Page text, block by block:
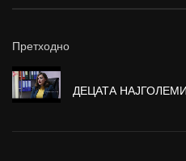
Претходно
ДЕЦАТА НАЈГОЛЕМИ